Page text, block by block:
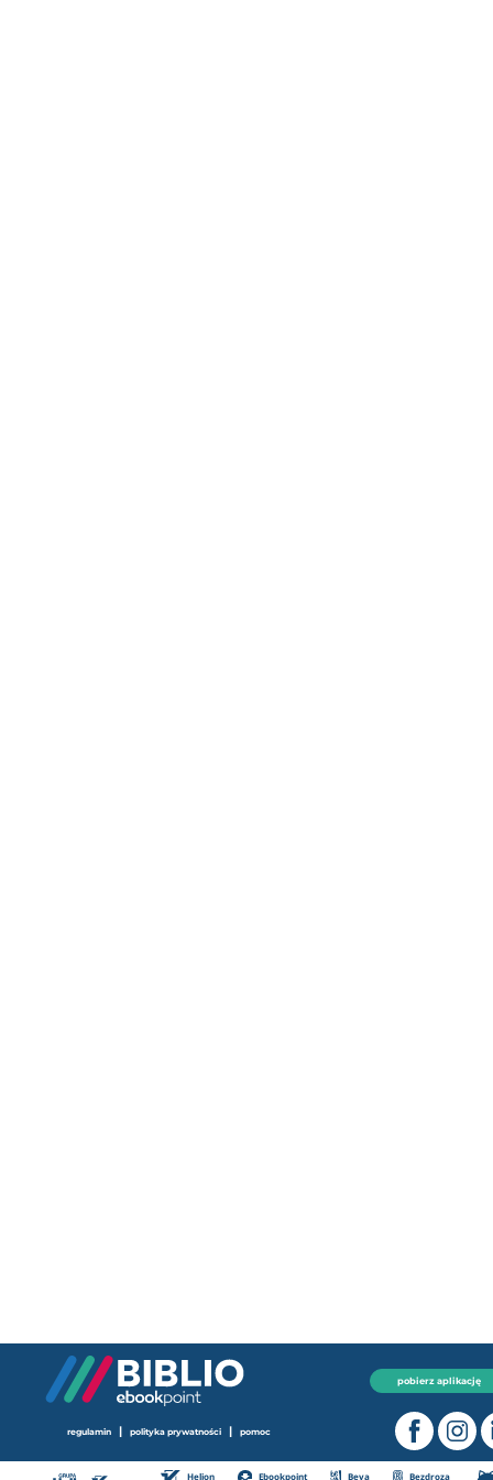
pobierz aplikację
regulamin | polityka prywatności | pomoc
Helion Ebookpoint Beya Bezdroza